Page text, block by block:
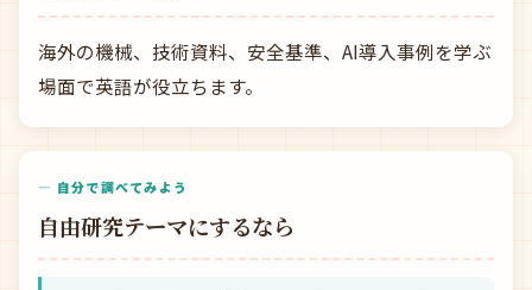
海外の機械、技術資料、安全基準、AI導入事例を学ぶ
場面で英語が役立ちます。
— 自分で調べてみよう
自由研究テーマにするなら